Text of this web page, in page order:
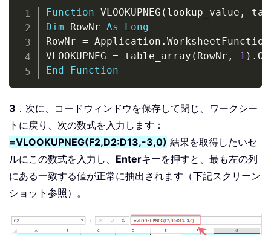
Function VLOOKUPNEG ( lookup_value ,
Dim RowNr As
Long
RowNr = Application . WorksheetFunction
VLOOKUPNEG = table_array ( RowNr , 1 ) .
End
Function
Copy
3 ．次に、コードウィンドウを保存して閉じ、ワークシー
トに戻り、次の数式を入力します：
=VLOOKUPNEG(F2,D2:D13,-3,0) 結果を取得したいセ
ルにこの数式を入力し、 Enterキーを押すと、最も左の列
にある一致する値が正常に抽出されます（下記スクリーン
ショット参照）。